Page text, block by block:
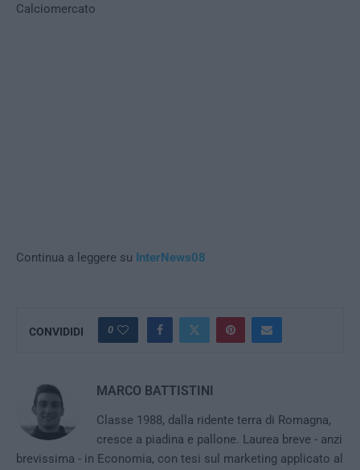
Calciomercato
Continua a leggere su InterNews08
CONVIDIDI 0
MARCO BATTISTINI
Classe 1988, dalla ridente terra di Romagna,
cresce a piadina e pallone. Laurea breve - anzi
brevissima - in Economia, con tesi sul marketing applicato al